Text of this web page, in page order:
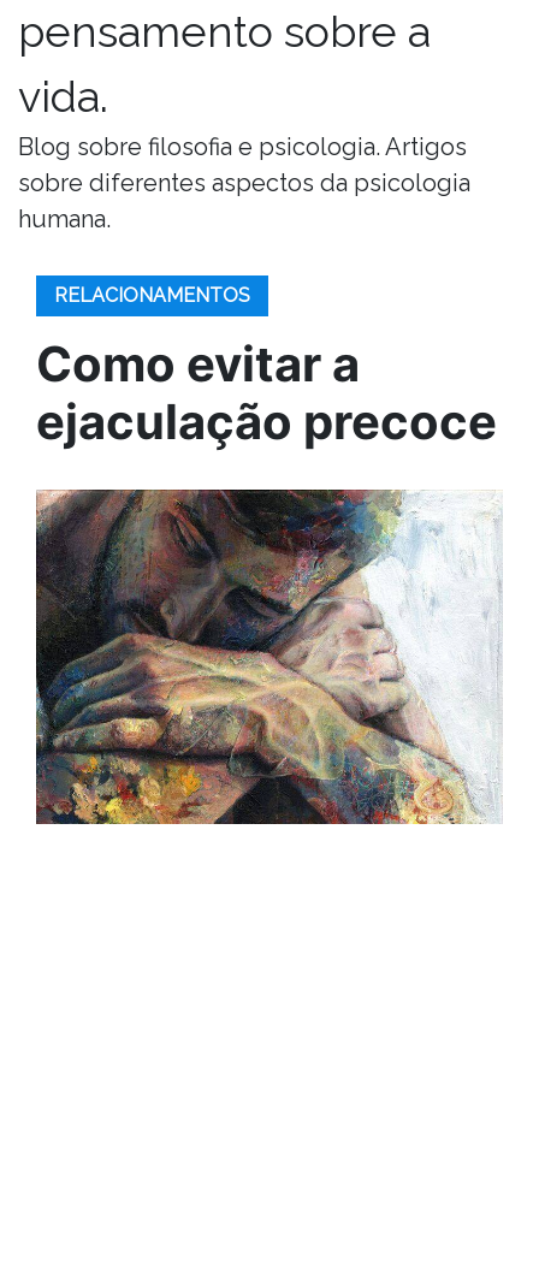
pensamento sobre a
vida.
Blog sobre filosofia e psicologia. Artigos
sobre diferentes aspectos da psicologia
humana.
RELACIONAMENTOS
Como evitar a
ejaculação precoce